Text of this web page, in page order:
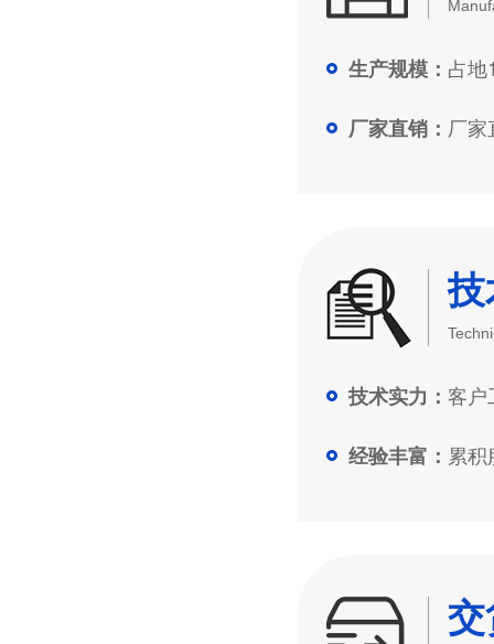
生产规模： 占地
厂家直销： 厂家
技术实力： 客户
经验丰富： 累积